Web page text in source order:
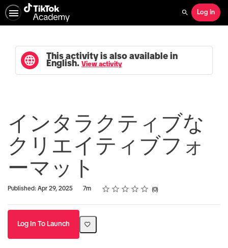
Search
Log In
This activity is also available in
English. View activity
インタラクティブな
クリエイティブフォ
ーマット
Published: Apr 29, 2025
Duration 7m Rating
1 star
2 stars
3 stars
4 stars
5 stars
Average rating: 0 0
No reviews
Log In To Launch